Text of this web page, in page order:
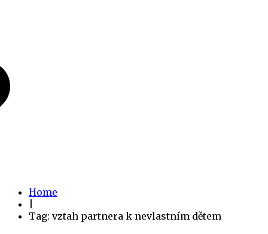
Home
Tag: vztah partnera k nevlastním dětem